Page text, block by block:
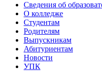
Сведения об
О колледже
Студентам
Родителям
Выпускникам
Абитуриентам
Новости
УПК